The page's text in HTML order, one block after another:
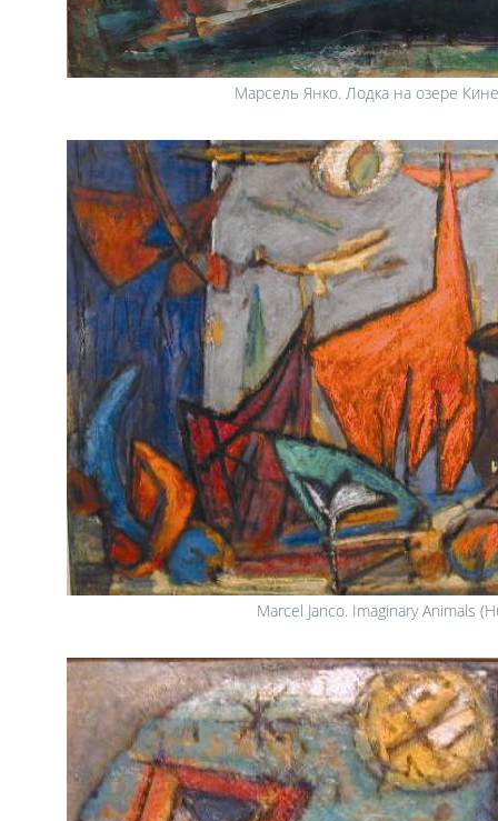
Марсель Янко. Лодка на озере
Marcel Janco. Imaginary Animals